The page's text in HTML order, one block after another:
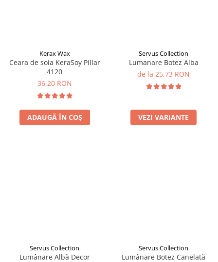
Kerax Wax
Ceara de soia KeraSoy Pillar
4120
36,20 RON
ADAUGĂ ÎN COȘ
Servus Collection
Lumanare Botez Alba
de la 25,73 RON
VEZI VARIANTE
Servus Collection
Lumânare Albă Decor
Servus Collection
Lumânare Botez Canelată